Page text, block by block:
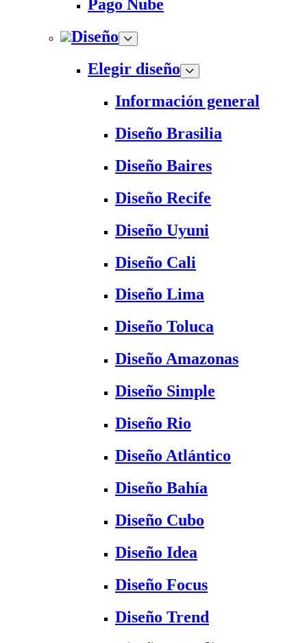
Pago Nube
Diseño
Elegir diseño
Información general
Diseño Brasilia
Diseño Baires
Diseño Recife
Diseño Uyuni
Diseño Cali
Diseño Lima
Diseño Toluca
Diseño Amazonas
Diseño Simple
Diseño Rio
Diseño Atlántico
Diseño Bahía
Diseño Cubo
Diseño Idea
Diseño Focus
Diseño Trend